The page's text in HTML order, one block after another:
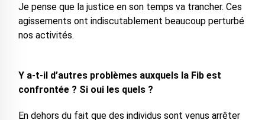
Je pense que la justice en son temps va trancher. Ces
agissements ont indiscutablement beaucoup perturbé
nos activités.
Y a-t-il d’autres problèmes auxquels la Fib est
confrontée ? Si oui les quels ?
En dehors du fait que des individus sont venus arrêter